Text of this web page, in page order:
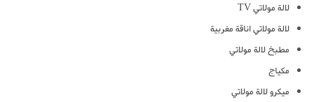
لالة مولاتي TV
لالة مولاتي اناقة مغربية
مطبخ لالة مولاتي
مكياج
ميكرو لالة مولاتي